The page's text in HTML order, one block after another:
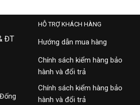
ĐT
HỖ TRỢ KHÁCH HÀNG
Hướng dẫn mua hàng
Chính sách kiểm hàng bảo
hành và đổi trả
Chính sách kiểm hàng bảo
hành và đổi trả